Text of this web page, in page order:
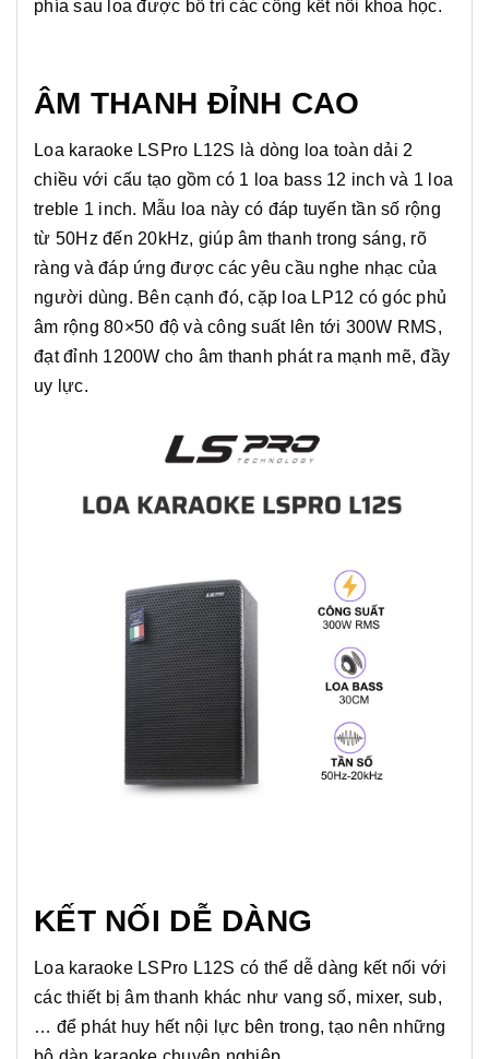
phía sau loa được bố trí các cổng kết nối khoa học.
ÂM THANH ĐỈNH CAO
Loa karaoke LSPro L12S là dòng loa toàn dải 2
chiều với cấu tạo gồm có 1 loa bass 12 inch và 1 loa
treble 1 inch. Mẫu loa này có đáp tuyến tần số rộng
từ 50Hz đến 20kHz, giúp âm thanh trong sáng, rõ
ràng và đáp ứng được các yêu cầu nghe nhạc của
người dùng. Bên cạnh đó, cặp loa LP12 có góc phủ
âm rộng 80×50 độ và công suất lên tới 300W RMS,
đạt đỉnh 1200W cho âm thanh phát ra mạnh mẽ, đầy
uy lực.
KẾT NỐI DỄ DÀNG
Loa karaoke LSPro L12S có thể dễ dàng kết nối với
các thiết bị âm thanh khác như vang số, mixer, sub,
… để phát huy hết nội lực bên trong, tạo nên những